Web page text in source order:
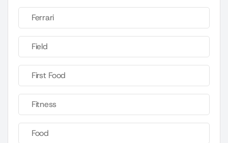
Ferrari
Field
First Food
Fitness
Food